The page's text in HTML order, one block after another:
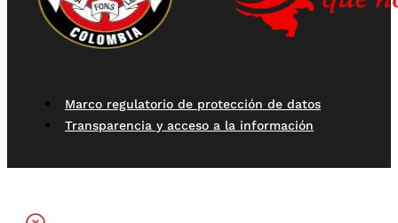
Marco regulatorio de protección de datos
Transparencia y acceso a la información